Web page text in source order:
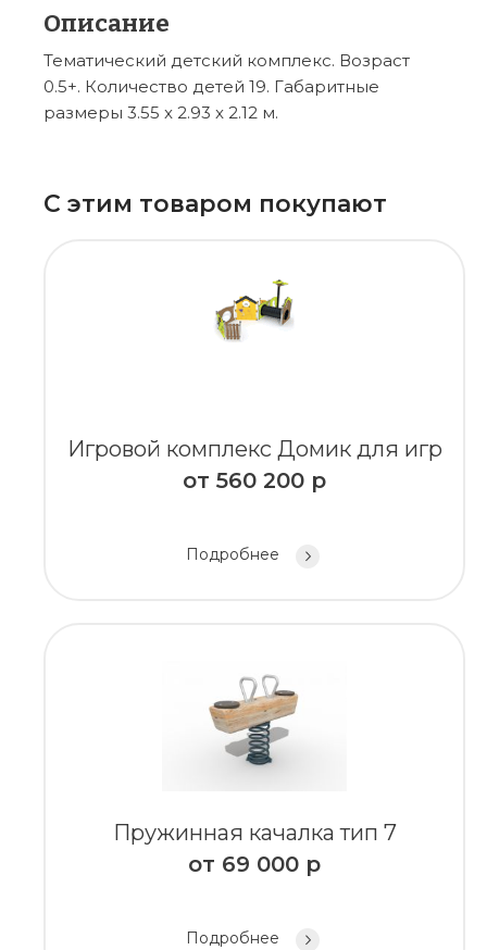
Описание
Тематический детский комплекс. Возраст
0.5+. Количество детей 19. Габаритные
размеры 3.55 x 2.93 x 2.12 м.
С этим товаром покупают
Игровой комплекс Домик для игр
от 560 200 р
Подробнее
Пружинная качалка тип 7
от 69 000 р
Подробнее